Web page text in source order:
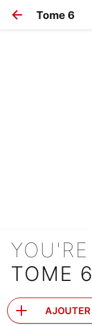
Tome 6
TOME 6
AJOUTER